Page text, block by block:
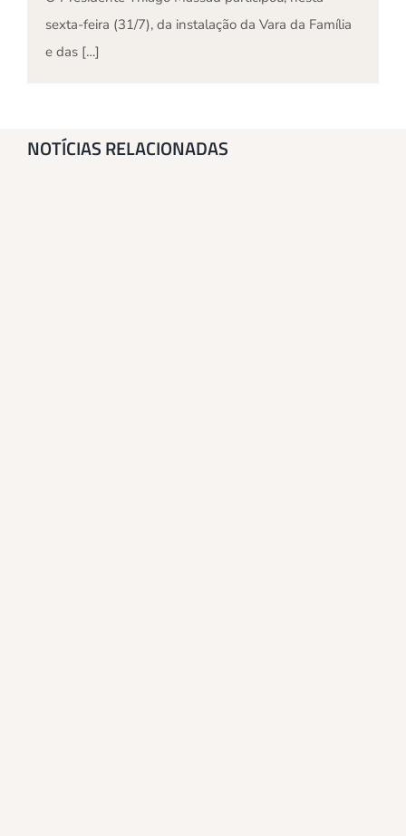
sexta-feira (31/7), da instalação da Vara da Família
e das […]
NOTÍCIAS RELACIONADAS